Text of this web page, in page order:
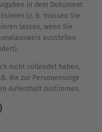
in dem Dokument
(z. B. müssen Sie
lassen, wenn Sie
ausstellen
nicht vollendet haben,
die zur Personensorge
Aufenthalt zustimmen.